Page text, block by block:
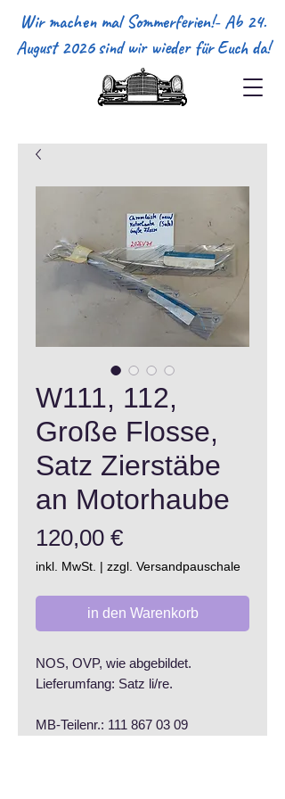
Wir machen mal Sommerferien!- Ab 24.
August 2026 sind wir wieder für Euch da!
W111, 112,
Große Flosse,
Satz Zierstäbe
an Motorhaube
120,00 €Preis
inkl. MwSt. | zzgl. Versandpauschale
in den Warenkorb
NOS, OVP, wie abgebildet.
Lieferumfang: Satz li/re.
MB-Teilenr.: 111 867 03 09